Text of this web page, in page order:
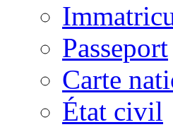
Passeport
Carte
État civil